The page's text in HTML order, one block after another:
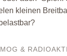
kleinen
&